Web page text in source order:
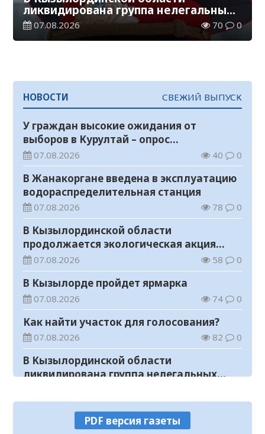
ликвидирована группа нелегальных
добытчиков золота
07.08.2026 70 0
НОВОСТИ СВЕЖИЙ ВЫПУСК
У граждан высокие ожидания от
выборов в Курултай – опрос
общественного мнения
07.08.2026 40 0
В Жанакоргане введена в эксплуатацию
водораспределительная станция
07.08.2026 78 0
В Кызылординской области
продолжается экологическая акция
«Таза Қазақстан»
07.08.2026 58 0
В Кызылорде пройдет ярмарка
07.08.2026 74 0
Как найти участок для голосования?
07.08.2026 82 0
В Кызылординской области
ликвидирована группа нелегальных
Аким области ознакомился с работой
племенного хозяйства в
PDF версия газеты